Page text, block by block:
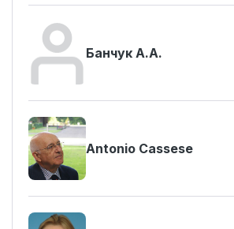
Банчук А.А.
Antonio Cassese